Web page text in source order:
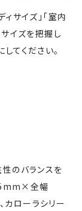
サイズ」「室内
サイズを把握し
てください。
のバランスを
全幅
ローラシリー